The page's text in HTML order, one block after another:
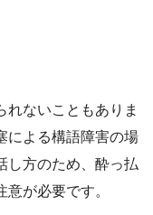
れないこともありま
による構語障害の場
し方のため、酔っ払
が必要です。